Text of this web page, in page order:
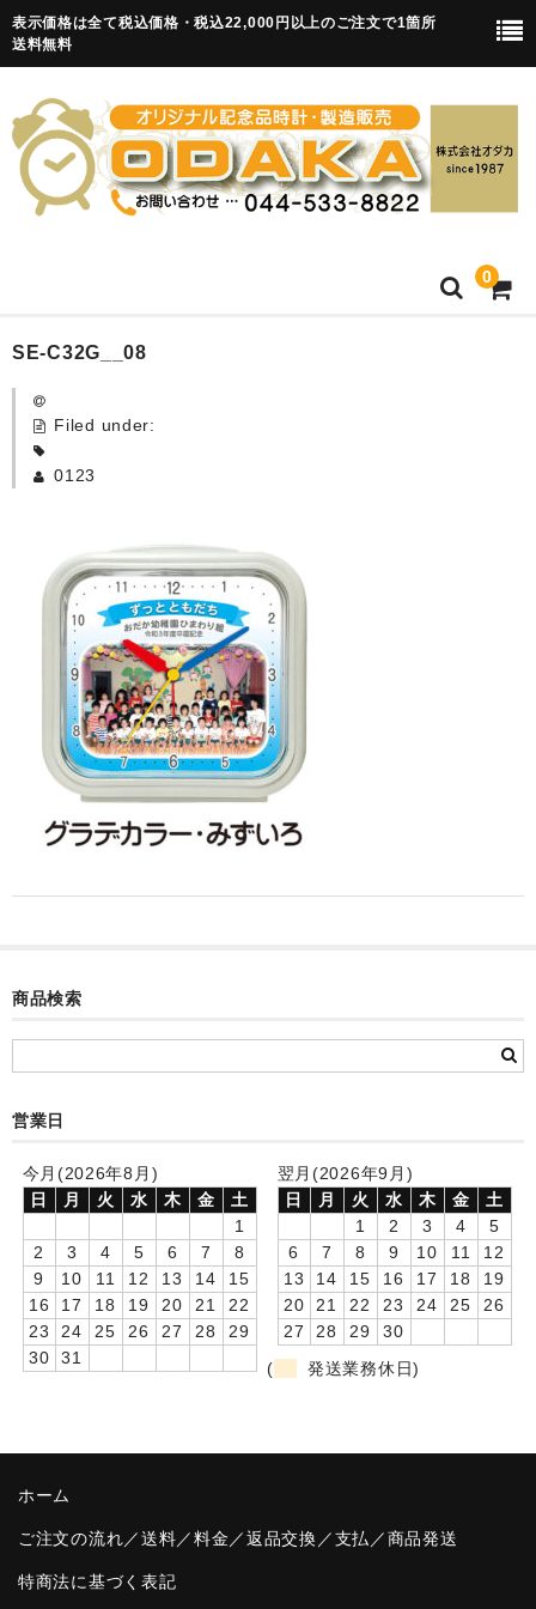
表示価格は全て税込価格・税込22,000円以上のご注文で1箇所
送料無料
0
HOME
卒園記念品
カード付フォトフレームクロック(集合)
目覚まし時計(集合＋個別)
メロディ時計(集合)
音声時計(集合)
目覚まし時計(個別)
お絵かきギャラリープラス(絵＋個別)
お絵かきギャラリー
卒園DVDアルバム
卒業記念品
音声入りフォトフレームクロック(集合)
音声入りフォトフレームクロック(校歌)
スポーツウォッチ
SE-C32G__08
Filed under:
0123
商品検索
営業日
今月(2026年8月)
日
月 火 水 木 金
土
1
2
3 4 5 6 7
8
9
10 11 12 13 14
15
16
17 18 19 20 21
22
23
24 25 26 27 28
29
30
31
翌月(2026年9月)
日
月 火 水 木 金
土
1
2 3 4
5
6
7 8 9 10 11
12
13
14 15 16 17 18
19
20
21 22 23 24 25
26
27
28 29
30
(
発送業務休日)
ホーム
ご注文の流れ／送料／料金／返品交換／支払／商品発送
特商法に基づく表記